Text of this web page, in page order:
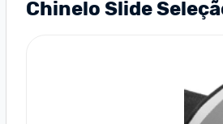
Chinelo Slide